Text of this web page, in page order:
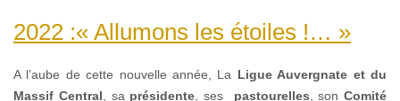
2022 :« Allumons les étoiles !… »
A l’aube de cette nouvelle année, La Ligue Auvergnate et du
Massif Central , sa présidente , ses pastourelles , son Comité